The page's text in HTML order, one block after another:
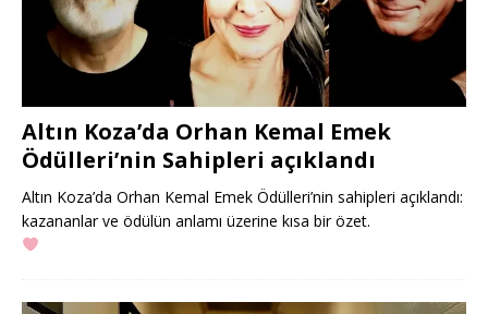
Altın Koza’da Orhan Kemal Emek
Ödülleri’nin Sahipleri açıklandı
Altın Koza’da Orhan Kemal Emek Ödülleri’nin sahipleri açıklandı:
kazananlar ve ödülün anlamı üzerine kısa bir özet.